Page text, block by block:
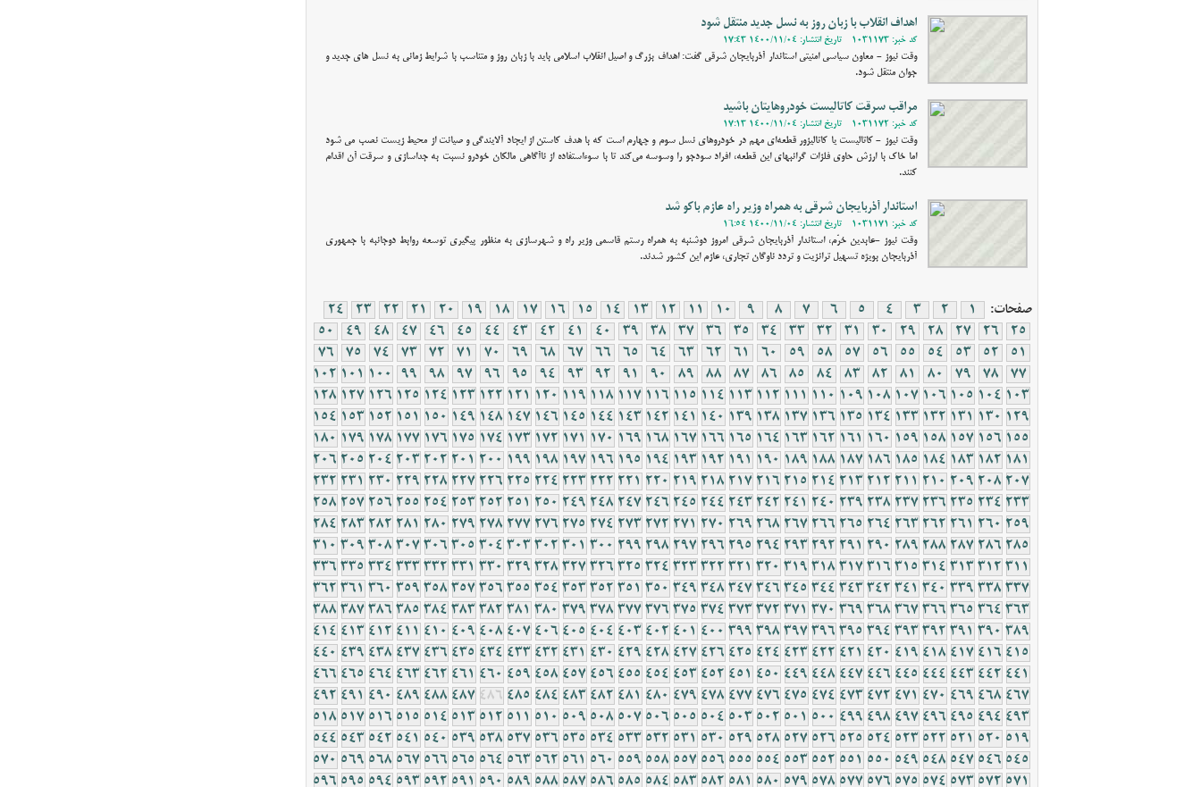
اهداف انقلاب با زبان روز به نسل جدید منتقل شود
کد خبر: 1031173 - تاریخ انتشار: 1400/11/04 17:43
وقت نیوز - معاون سیاسی امنیتی استاندار آذربایجان‌ شرقی گفت: اهداف بزرگ و اصیل انقلاب اسلامی باید با زبان روز و متناسب با شرایط زمانی به نسل های جدید و
جوان منتقل شود.
مراقب سرقت کاتالیست خودروهایتان باشید
کد خبر: 1031172 - تاریخ انتشار: 1400/11/04 17:13
وقت نیوز - کاتالیست یا کاتالیزور قطعه‌ای مهم در خودروهای نسل سوم و چهارم است که با هدف کاستن از ایجاد آلایندگی و صیانت از محیط زیست نصب می شود
اما خاک با ارزش حاوی فلزات گرانبهای این قطعه، افراد سودجو را وسوسه می‌کند تا با سوءاستفاده از ناآگاهی مالکان خودرو نسبت به جداسازی و سرقت آن اقدام
کنند.
استاندار آذربایجان شرقی به همراه وزیر راه عازم باکو شد
کد خبر: 1031171 - تاریخ انتشار: 1400/11/04 16:54
وقت نیوز -عابدین خرّم، استاندار آذربایجان شرقی امروز دوشنبه به همراه رستم قاسمی وزیر راه و شهرسازی به منظور پیگیری توسعه روابط دوجانبه با جمهوری
آذربایجان بویژه تسهیل ترانزیت و تردد ناوگان تجاری، عازم این کشور شدند.
صفحات: 1
2
3
4
5
6
7
8
9
10
11
12
13
14
15
16
17
18
19
20
21
22
23
24
25
26
27
28
29
30
31
32
33
34
35
36
37
38
39
40
41
42
43
44
45
46
47
48
49
50
51
52
53
54
55
56
57
58
59
60
61
62
63
64
65
66
67
68
69
70
71
72
73
74
75
76
77
78
79
80
81
82
83
84
85
86
87
88
89
90
91
92
93
94
95
96
97
98
99
100
101
102
103
104
105
106
107
108
109
110
111
112
113
114
115
116
117
118
119
120
121
122
123
124
125
126
127
128
129
130
131
132
133
134
135
136
137
138
139
140
141
142
143
144
145
146
147
148
149
150
151
152
153
154
155
156
157
158
159
160
161
162
163
164
165
166
167
168
169
170
171
172
173
174
175
176
177
178
179
180
181
182
183
184
185
186
187
188
189
190
191
192
193
194
195
196
197
198
199
200
201
202
203
204
205
206
207
208
209
210
211
212
213
214
215
216
217
218
219
220
221
222
223
224
225
226
227
228
229
230
231
232
233
234
235
236
237
238
239
240
241
242
243
244
245
246
247
248
249
250
251
252
253
254
255
256
257
258
259
260
261
262
263
264
265
266
267
268
269
270
271
272
273
274
275
276
277
278
279
280
281
282
283
284
285
286
287
288
289
290
291
292
293
294
295
296
297
298
299
300
301
302
303
304
305
306
307
308
309
310
311
312
313
314
315
316
317
318
319
320
321
322
323
324
325
326
327
328
329
330
331
332
333
334
335
336
337
338
339
340
341
342
343
344
345
346
347
348
349
350
351
352
353
354
355
356
357
358
359
360
361
362
363
364
365
366
367
368
369
370
371
372
373
374
375
376
377
378
379
380
381
382
383
384
385
386
387
388
389
390
391
392
393
394
395
396
397
398
399
400
401
402
403
404
405
406
407
408
409
410
411
412
413
414
415
416
417
418
419
420
421
422
423
424
425
426
427
428
429
430
431
432
433
434
435
436
437
438
439
440
441
442
443
444
445
446
447
448
449
450
451
452
453
454
455
456
457
458
459
460
461
462
463
464
465
466
467
468
469
470
471
472
473
474
475
476
477
478
479
480
481
482
483
484
485
486
487
488
489
490
491
492
493
494
495
496
497
498
499
500
501
502
503
504
505
506
507
508
509
510
511
512
513
514
515
516
517
518
519
520
521
522
523
524
525
526
527
528
529
530
531
532
533
534
535
536
537
538
539
540
541
542
543
544
545
546
547
548
549
550
551
552
553
554
555
556
557
558
559
560
561
562
563
564
565
566
567
568
569
570
571
572
573
574
575
576
577
578
579
580
581
582
583
584
585
586
587
588
589
590
591
592
593
594
595
596